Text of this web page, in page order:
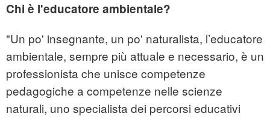
Chi è l'educatore ambientale?
"Un po' insegnante, un po' naturalista, l’educatore
ambientale, sempre più attuale e necessario, è un
professionista che unisce competenze
pedagogiche a competenze nelle scienze
naturali, uno specialista dei percorsi educativi